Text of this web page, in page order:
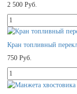
2 500 Руб.
Кран топливный
750 Руб.